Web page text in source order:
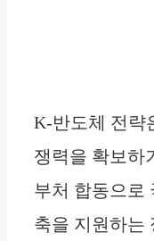
K-반도체 전략
쟁력을 확보하
부처 합동으로
축을 지원하는